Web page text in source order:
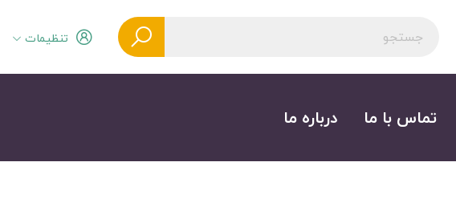
تنظیمات
تماس با ما درباره ما